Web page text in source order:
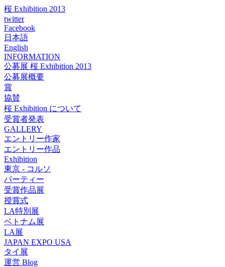
桜 Exhibition 2013
twitter
Facebook
日本語
English
INFORMATION
公募展 桜 Exhibition 2013
公募展概要
賞
協賛
桜 Exhibition について
受賞者発表
GALLERY
エントリー作家
エントリー作品
Exhibition
東京 - コルソ
パーティー
受賞作品展
授賞式
LA特別展
ベトナム展
LA展
JAPAN EXPO USA
タイ展
運営 Blog